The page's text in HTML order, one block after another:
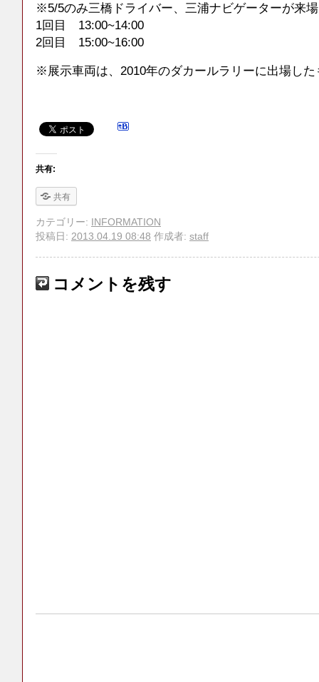
※5/5のみ三橋ドライバー、三浦ナビゲーターが来
1回目 13:00~14:00
2回目 15:00~16:00
※展示車両は、2010年のダカールラリーに出場した
共有:
共有
カテゴリー: INFORMATION
投稿日: 2013.04.19 08:48 作成者: staff
コメントを残す